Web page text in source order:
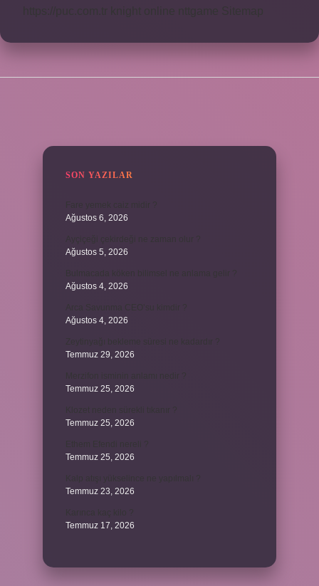
SON YAZILAR
Ağustos 6, 2026
Ağustos 5, 2026
Ağustos 4, 2026
Ağustos 4, 2026
Temmuz 29, 2026
Temmuz 25, 2026
Temmuz 25, 2026
Temmuz 25, 2026
Temmuz 23, 2026
Temmuz 17, 2026